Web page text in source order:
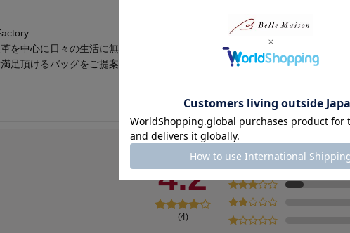
を中心に日々の生活に無理なく溶け込めるアイテムを発信するブランドです。
足頂けるバッグをご提案させて頂きます。
総合評価
4.2
(4)